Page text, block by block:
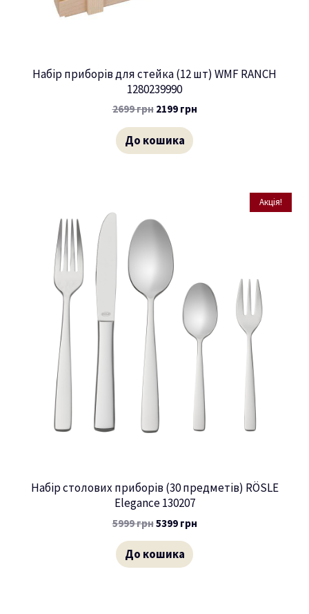
Набір приборів для стейка (12 шт) WMF RANCH
1280239990
2699грн 2199 грн
До кошика
Акція!
Набір столових приборів (30 предметів) RÖSLE
Elegance 130207
5999грн5399 грн
До кошика